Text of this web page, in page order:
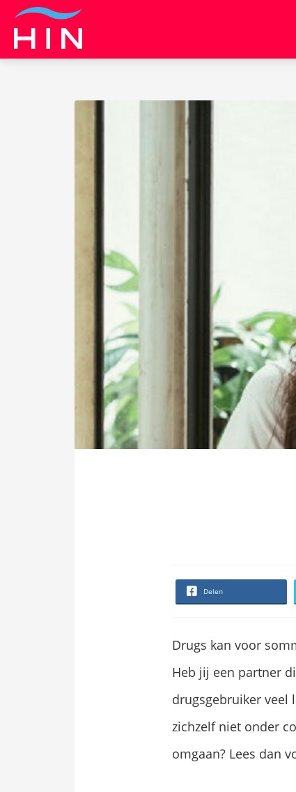
Delen
Drugs kan voor
Heb jij een partner
drugsgebruiker veel
zichzelf niet onder
omgaan? Lees dan